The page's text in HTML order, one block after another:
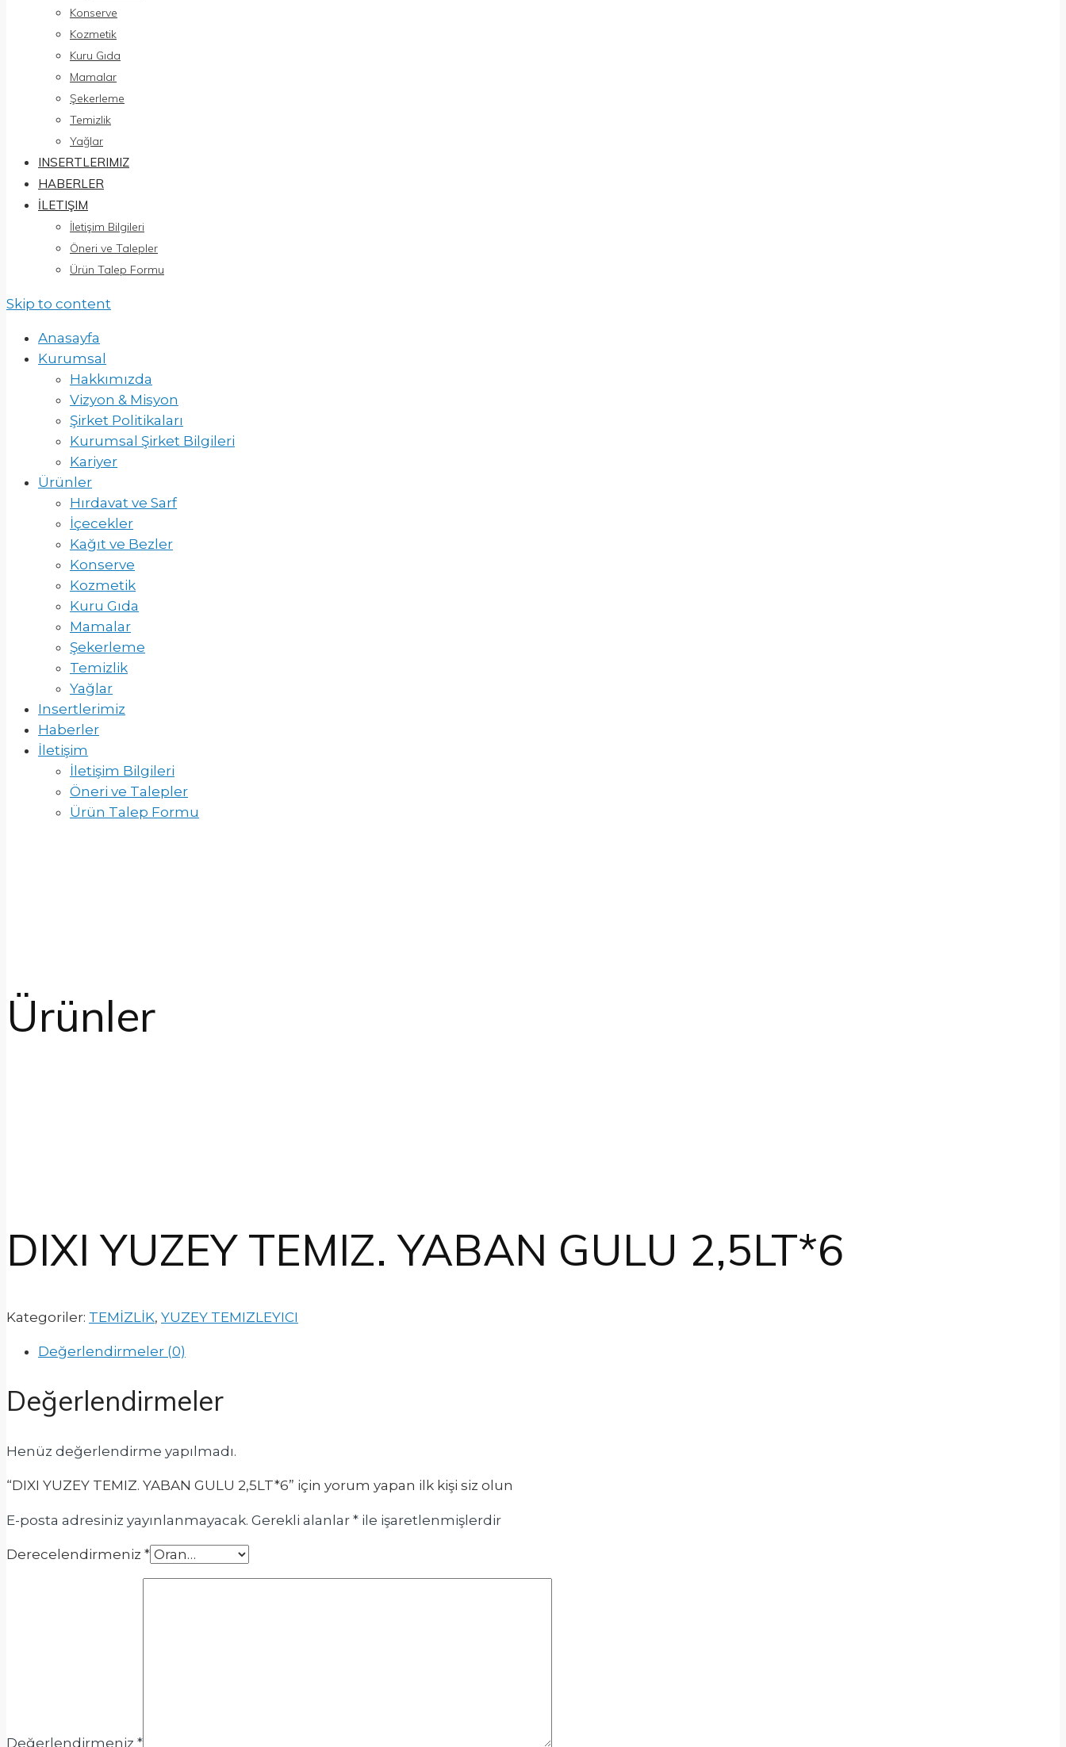
Konserve
Kozmetik
Kuru Gıda
Mamalar
Şekerleme
Temizlik
Yağlar
INSERTLERIMIZ
HABERLER
İLETIŞIM
İletişim Bilgileri
Öneri ve Talepler
Ürün Talep Formu
Skip to content
Anasayfa
Kurumsal
Hakkımızda
Vizyon & Misyon
Şirket Politikaları
Kurumsal Şirket Bilgileri
Kariyer
Ürünler
Hırdavat ve Sarf
İçecekler
Kağıt ve Bezler
Konserve
Kozmetik
Kuru Gıda
Mamalar
Şekerleme
Temizlik
Yağlar
Insertlerimiz
Haberler
İletişim
İletişim Bilgileri
Öneri ve Talepler
Ürün Talep Formu
Ürünler
DIXI YUZEY TEMIZ. YABAN GULU 2,5LT*6
Kategoriler: TEMİZLİK, YUZEY TEMIZLEYICI
Değerlendirmeler (0)
Değerlendirmeler
Henüz değerlendirme yapılmadı.
“DIXI YUZEY TEMIZ. YABAN GULU 2,5LT*6” için yorum yapan ilk kişi siz olun
E-posta adresiniz yayınlanmayacak. Gerekli alanlar * ile işaretlenmişlerdir
Derecelendirmeniz *
Değerlendirmeniz *